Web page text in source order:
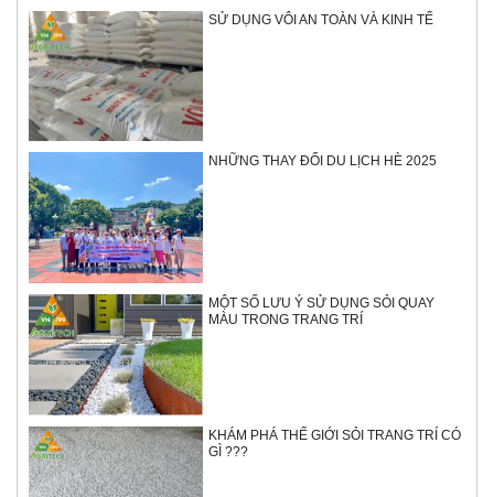
SỬ DỤNG VÔI AN TOÀN VÀ KINH TẾ
NHỮNG THAY ĐỔI DU LỊCH HÈ 2025
MỘT SỐ LƯU Ý SỬ DỤNG SỎI QUAY
MÀU TRONG TRANG TRÍ
KHÁM PHÁ THẾ GIỚI SỎI TRANG TRÍ CÓ
GÌ ???